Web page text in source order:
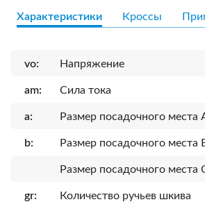
Характеристики Кроссы
vo: Напряжение
am: Сила тока
a: Размер посадочного места
b: Размер посадочного места
Размер посадочного места
gr: Количество ручьев шкива